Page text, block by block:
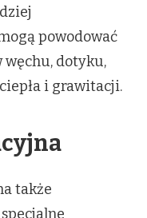
powodować
węchu, dotyku,
i grawitacji.
także